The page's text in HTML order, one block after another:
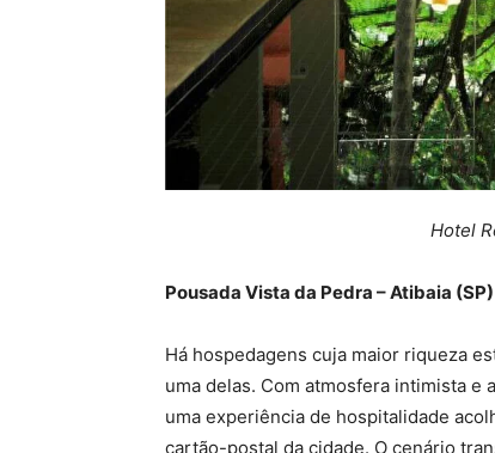
Hotel
Pousada Vista da Pedra – Atibaia (SP)
Há hospedagens cuja maior riqueza
uma delas. Com atmosfera intimista
uma experiência de hospitalidade
cartão-postal da cidade. O cenário